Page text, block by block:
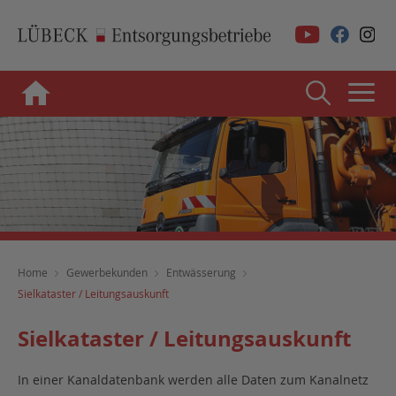
Home Gewerbekunden
Entwässerung
Sielkataster / Leitungsauskunft
Sielkataster / Leitungsauskunft
In einer Kanaldatenbank werden alle Daten zum Kanalnetz